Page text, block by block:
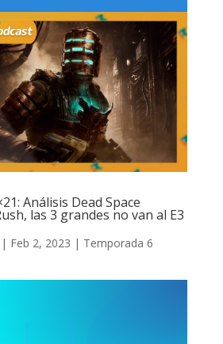
Análisis Dead Space
las 3 grandes no van al E3
| Feb 2, 2023 | Temporada 6